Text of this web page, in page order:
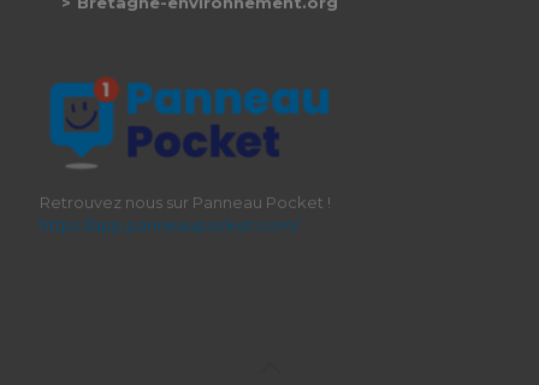
Retrouvez nous sur Panneau Pocket !
https://app.panneaupocket.com/